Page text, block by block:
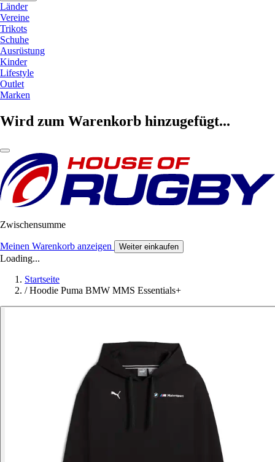
Länder
Vereine
Trikots
Schuhe
Ausrüstung
Kinder
Lifestyle
Outlet
Marken
Wird zum Warenkorb hinzugefügt...
Zwischensumme
Meinen Warenkorb anzeigen Weiter einkaufen
Loading...
Startseite
/ Hoodie Puma BMW MMS Essentials+